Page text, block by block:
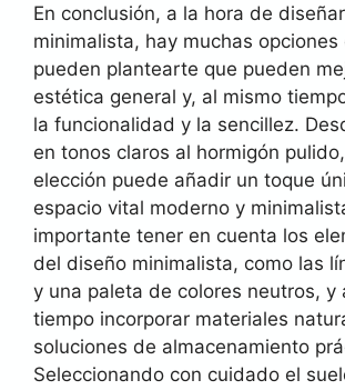
En conclusión, a la hora de
minimalista, hay muchas opciones
pueden plantearte que pueden
estética general y, al mismo
la funcionalidad y la sencillez.
en tonos claros al hormigón
elección puede añadir un toque
espacio vital moderno y
importante tener en cuenta los
del diseño minimalista, como las
y una paleta de colores neutros, y
tiempo incorporar materiales
soluciones de almacenamiento
Seleccionando con cuidado el